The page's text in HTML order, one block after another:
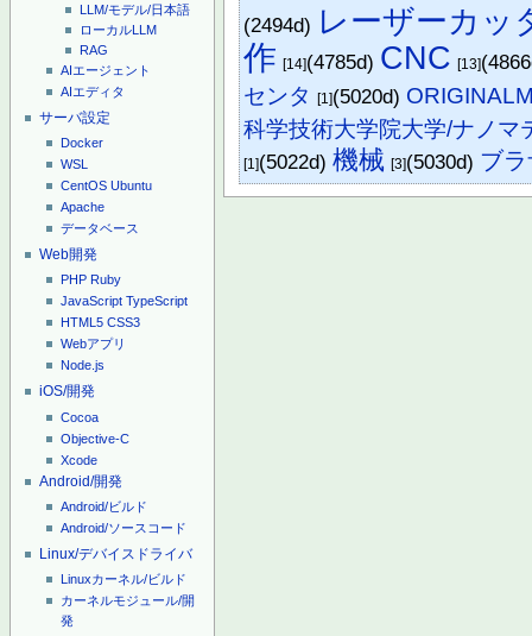
LLM/モデル/日本語
ローカルLLM
RAG
AIエージェント
AIエディタ
サーバ設定
Docker
WSL
CentOS Ubuntu
Apache
データベース
Web開発
PHP Ruby
JavaScript TypeScript
HTML5 CSS3
Webアプリ
Node.js
iOS/開発
Cocoa
Objective-C
Xcode
Android/開発
Android/ビルド
Android/ソースコード
Linux/デバイスドライバ
Linuxカーネル/ビルド
カーネルモジュール/開
発
(2494d) レーザーカッ
作 [14](4785d) CNC [13]
センタ [1](5020d)
科学技術大学院大学/ナノマ
[1](5022d)機械 [3](5030d) ブ